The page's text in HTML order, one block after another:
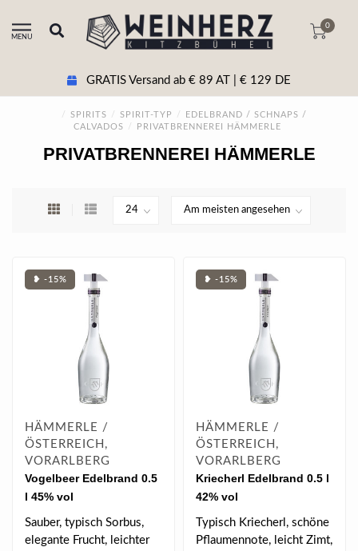
MENU
0
GRATIS Versand ab € 89 AT | € 129 DE
/ SPIRITS / SPIRIT-TYP /
EDELBRAND / SCHNAPS /
CALVADOS
/ PRIVATBRENNEREI HÄMMERLE
PRIVATBRENNEREI HÄMMERLE
❥ -15%
HÄMMERLE /
ÖSTERREICH,
VORARLBERG
Vogelbeer Edelbrand 0.5
l 45% vol
Sauber, typisch Sorbus,
elegante Frucht, leichter
❥ -15%
HÄMMERLE /
ÖSTERREICH,
VORARLBERG
Kriecherl Edelbrand 0.5 l
42% vol
Typisch Kriecherl, schöne
Pflaumennote, leicht Zimt,